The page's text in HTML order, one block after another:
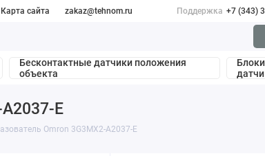
Карта сайта zakaz@tehnom.ru Поддержка +7 (343)
Бесконтактные датчики положения
объекта
E
Omron 3G3MX2-A2037-E